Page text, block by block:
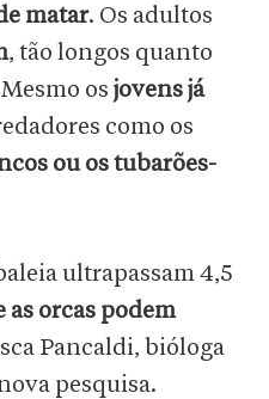
matar. Os adultos
, tão longos quanto
os jovens já
como os
ou os tubarões-
ultrapassam 4,5
as orcas podem
Pancaldi, bióloga
pesquisa.